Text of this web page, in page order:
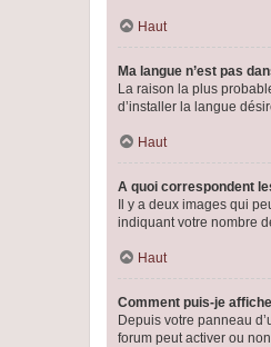
Haut
Ma langue n’est pas
La raison la plus
d’installer la langue
Haut
A quoi correspondent
Il y a deux images qui
indiquant votre nombre
Haut
Comment puis-je
Depuis votre panneau
forum peut activer ou